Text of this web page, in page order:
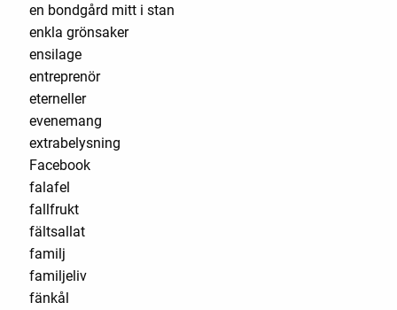
en bondgård mitt i stan
enkla grönsaker
ensilage
entreprenör
eterneller
evenemang
extrabelysning
Facebook
falafel
fallfrukt
fältsallat
familj
familjeliv
fänkål